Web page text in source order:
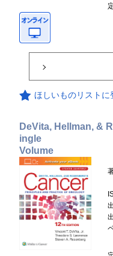
ほしいものリストに
DeVita, Hellman, &
ingle
Volume